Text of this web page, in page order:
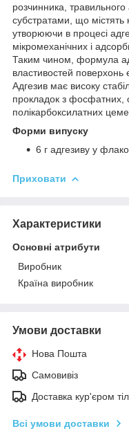
розчинника, травильного
субстратами, що містять
утворюючи в процесі
мікромеханічних і
Таким чином, формула
властивостей поверхонь
Адгезив має високу
прокладок з фосфатних,
полікарбоксилатних
Форми випуску
6 г адгезиву у
Приховати
Характеристики
Основні атрибути
Виробник
Країна виробник
Умови доставки
Нова Пошта
Самовивіз
Доставка кур'єром
Всі умови доставки